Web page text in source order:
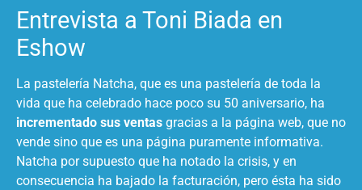
Entrevista a Toni Biada en
Eshow
La pastelería Natcha, que es una pastelería de toda la
vida que ha celebrado hace poco su 50 aniversario, ha
incrementado sus ventas gracias a la página web, que no
vende sino que es una página puramente informativa.
Natcha por supuesto que ha notado la crisis, y en
consecuencia ha bajado la facturación, pero ésta ha sido